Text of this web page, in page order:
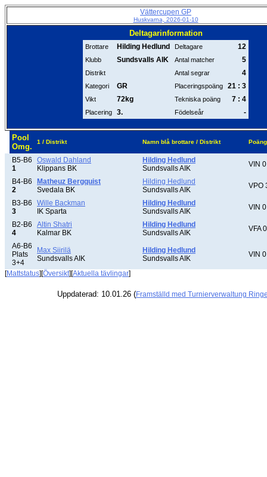
Vättercupen GP
Huskvarna, 2026-01-10
Deltagarinformation
Brottare Hilding Hedlund Deltagare 12
Klubb Sundsvalls AIK Antal matcher 5
Distrikt Antal segrar 4
Kategori GR Placeringspoäng 21 : 3
Vikt 72kg Tekniska poäng 7 : 4
Placering 3. Födelseår -
Pool
Omg.
1 / Distrikt Namn blå brottare / Distrikt Poäng
B5-B6
1
Oswald Dahland
Klippans BK
Hilding Hedlund
Sundsvalls AIK
VIN
B4-B6
2
Matheuz Bergquist
Svedala BK
Hilding Hedlund
Sundsvalls AIK
VPO
B3-B6
3
Wille Backman
IK Sparta
Hilding Hedlund
Sundsvalls AIK
VIN
B2-B6
4
Altin Shatri
Kalmar BK
Hilding Hedlund
Sundsvalls AIK
VFA
A6-B6
Plats
3+4
Max Siirilä
Sundsvalls AIK
Hilding Hedlund
Sundsvalls AIK
VIN
[Mattstatus][Översikt][Aktuella tävlingar]
Uppdaterad: 10.01.26 (Framställd med Turnierverwaltung